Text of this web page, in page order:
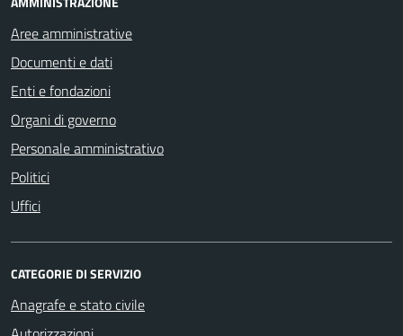
Aree amministrative
Documenti e dati
Enti e fondazioni
Organi di governo
Personale amministrativo
Politici
Uffici
CATEGORIE DI SERVIZIO
Anagrafe e stato civile